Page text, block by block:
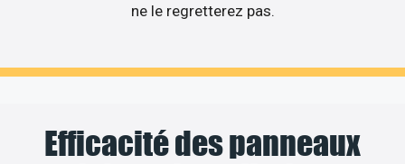
ne le regretterez pas.
Efficacité des panneaux